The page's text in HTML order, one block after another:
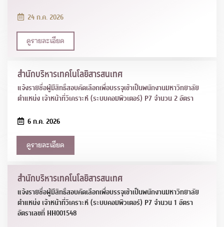
24 ก.ค. 2026
ดูรายละเอียด
สำนักบริหารเทคโนโลยีสารสนเทศ
แจ้งรายชื่อผู้มีสิทธิ์สอบคัดเลือกเพื่อบรรจุเข้าเป็นพนักงานมหาวิทยาลัย
ตำแหน่ง เจ้าหน้าที่วิเคราะห์ (ระบบคอมพิวเตอร์) P7 จำนวน 2 อัตรา
6 ก.ค. 2026
ดูรายละเอียด
สำนักบริหารเทคโนโลยีสารสนเทศ
แจ้งรายชื่อผู้มีสิทธิ์สอบคัดเลือกเพื่อบรรจุเข้าเป็นพนักงานมหาวิทยาลัย
ตำแหน่ง เจ้าหน้าที่วิเคราะห์ (ระบบคอมพิวเตอร์) P7 จำนวน 1 อัตรา
อัตราเลขที่ HH001548